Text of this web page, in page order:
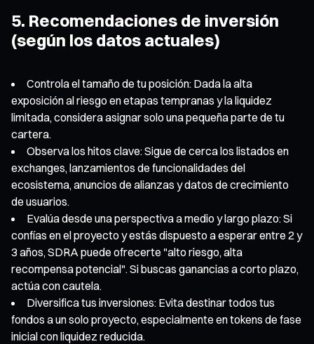
5. Recomendaciones de inversión
(según los datos actuales)
Controla el tamaño de tu posición: Dada la alta
exposición al riesgo en etapas tempranas y la liquidez
limitada, considera asignar solo una pequeña parte de tu
cartera.
Observa los hitos clave: Sigue de cerca los listados en
exchanges, lanzamientos de funcionalidades del
ecosistema, anuncios de alianzas y datos de crecimiento
de usuarios.
Evalúa desde una perspectiva a medio y largo plazo: Si
confías en el proyecto y estás dispuesto a esperar entre 2 y
3 años, SDRA puede ofrecerte "alto riesgo, alta
recompensa potencial". Si buscas ganancias a corto plazo,
actúa con cautela.
Diversifica tus inversiones: Evita destinar todos tus
fondos a un solo proyecto, especialmente en tokens de fase
inicial con liquidez reducida.